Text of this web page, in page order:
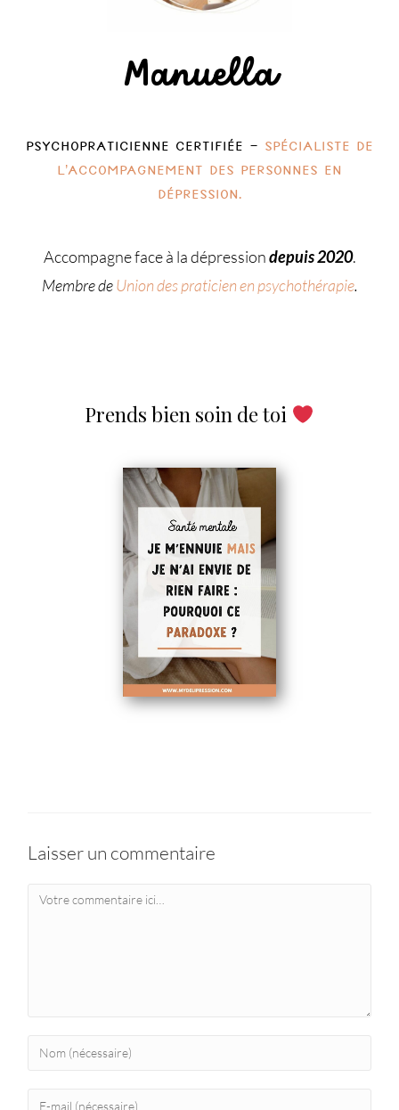
Manuella
Psychopraticienne certifiée – Spécialiste de
l’accompagnement des personnes en
dépression.
Accompagne face à la dépressiondepuis 2020.
Membre deUnion des praticien en psychothérapie.
Prends bien soin de toi
Laisser un commentaire